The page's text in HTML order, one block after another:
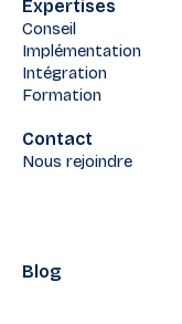
Expertises
Conseil
Implémentation
Intégration
Formation
Blog
Contact
Nous rejoindre